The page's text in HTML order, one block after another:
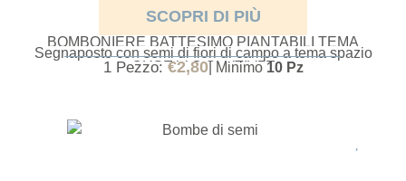
SCOPRI DI PIÙ
BOMBONIERE BATTESIMO PIANTABILI TEMA
ORSETTO SPAZIALE
Segnaposto con semi di fiori di campo a tema spazio
1 Pezzo:€2,80| Minimo 10 Pz